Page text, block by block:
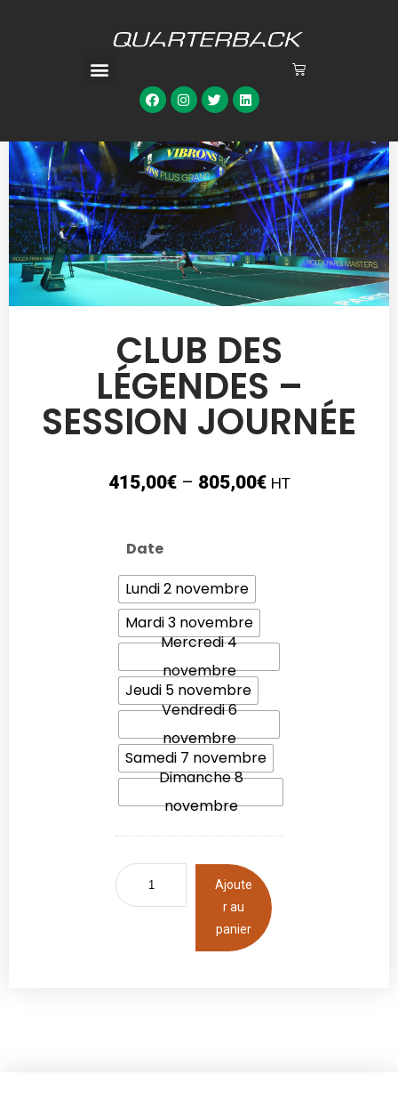
CLUB DES
LÉGENDES –
SESSION JOURNÉE
415,00€– 805,00€ HT
Date
Lundi 2 novembre
Mardi 3 novembre
Mercredi 4
novembre
Jeudi 5 novembre
Vendredi 6
novembre
Samedi 7 novembre
Dimanche 8
novembre
Ajoute
r au
panier